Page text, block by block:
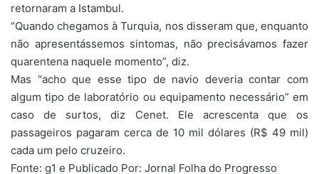
retornaram a Istambul.
“Quando chegamos à Turquia, nos disseram que, enquanto
não apresentássemos sintomas, não precisávamos fazer
quarentena naquele momento”, diz.
Mas “acho que esse tipo de navio deveria contar com
algum tipo de laboratório ou equipamento necessário” em
caso de surtos, diz Cenet. Ele acrescenta que os
passageiros pagaram cerca de 10 mil dólares (R$ 49 mil)
cada um pelo cruzeiro.
Fonte: g1 e Publicado Por: Jornal Folha do Progresso